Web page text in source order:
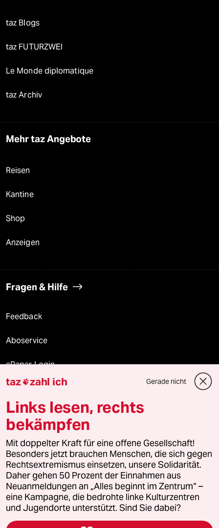
taz Blogs
taz FUTURZWEI
Le Monde diplomatique
taz Archiv
Mehr taz Angebote
Reisen
Kantine
Shop
Anzeigen
Fragen & Hilfe
Feedback
Aboservice
ePaper Login
Downloads für Abonnierende
© 2026 taz Verlags und Vertriebs GmbH
Alle Rechte vorbehalten. Bei rechtlichen Fragen oder für Genehmigungen
wenden Sie sich bitte an
lizenzen@taz.de
Feedback Redaktionsstatut Kommune-Richtlinien
Leitlinie Informant Datenschutz Impressum AGB
taz zahl ich Gerade nicht
Links lesen, rechts
bekämpfen
Mit doppelter Kraft für eine offene Gesellschaft!
Besonders jetzt brauchen Menschen, die sich gegen
Rechtsextremismus einsetzen, unsere Solidarität.
Daher gehen 50 Prozent der Einnahmen aus
Neuanmeldungen an „Alles beginnt im Zentrum“ –
eine Kampagne, die bedrohte linke Kulturzentren
und Jugendorte unterstützt. Sind Sie dabei?